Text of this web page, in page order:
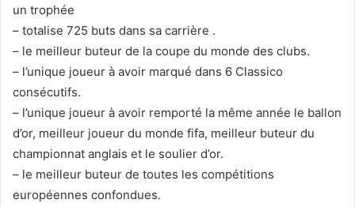
un trophée
– totalise 725 buts dans sa carrière .
– le meilleur buteur de la coupe du monde des clubs.
– l’unique joueur à avoir marqué dans 6 Classico
consécutifs.
– l’unique joueur à avoir remporté la même année le ballon
d’or, meilleur joueur du monde fifa, meilleur buteur du
championnat anglais et le soulier d’or.
– le meilleur buteur de toutes les compétitions
européennes confondues.